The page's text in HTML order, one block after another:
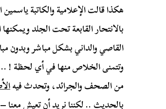
هكذا قالت الإعلامية والكاتبة
بالانتحار القابعة تحت الجلد
القاصي والداني بشكل مباشر وبدون
وتتمنى الخلاص منها في أي لحظة ! ..
من الصحف والجرائد، وتحدث فيه
بالحديث .. لكننا نريد أن تعيش